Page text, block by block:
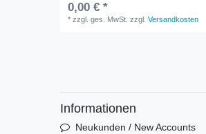
0,00 € *
*zzgl. ges. MwSt. zzgl.Versandkosten
Informationen
Neukunden / New Accounts